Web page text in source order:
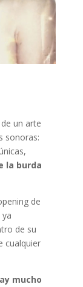
un arte
sonoras:
la burda
de
de su
cualquier
mucho